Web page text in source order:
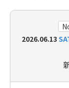
2026.06.13